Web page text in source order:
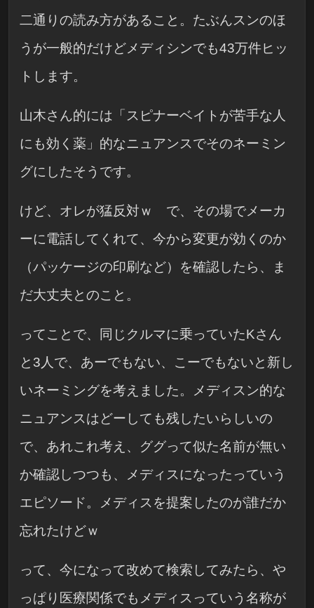
二通りの読み方があること。たぶんスンのほ
うが一般的だけどメディシンでも43万件ヒッ
トします。
山木さん的には「スピナーベイトが苦手な人
にも効く薬」的なニュアンスでそのネーミン
グにしたそうです。
けど、オレが猛反対ｗ で、その場でメーカ
ーに電話してくれて、今から変更が効くのか
（パッケージの印刷など）を確認したら、ま
だ大丈夫とのこと。
ってことで、同じクルマに乗っていたKさん
と3人で、あーでもない、こーでもないと新し
いネーミングを考えました。メディスン的な
ニュアンスはどーしても残したいらしいの
で、あれこれ考え、ググって似た名前が無い
か確認しつつも、メディスになったっていう
エピソード。メディスを提案したのが誰だか
忘れたけどｗ
って、今になって改めて検索してみたら、や
っぱり医療関係でもメディスっていう名称が